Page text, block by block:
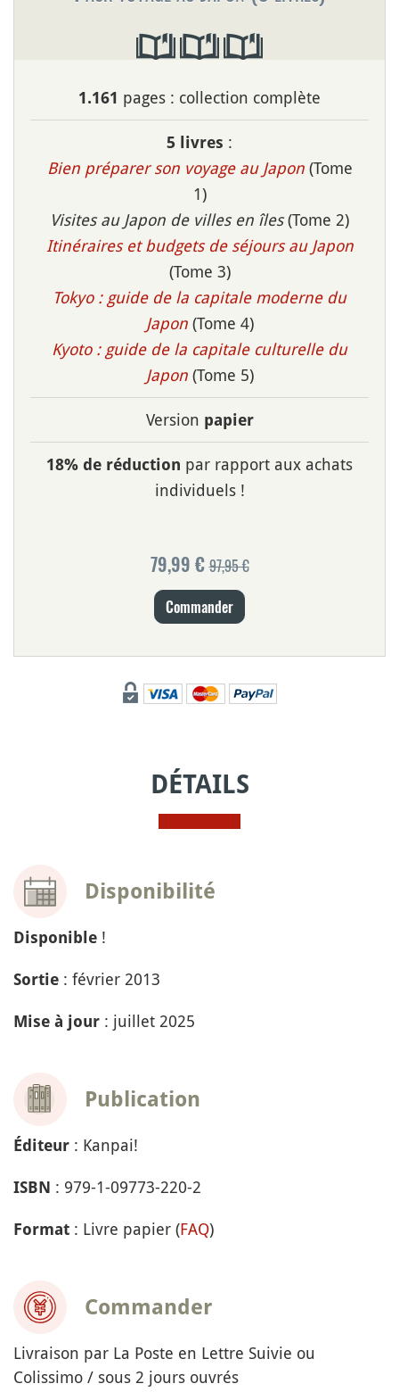
1.161 pages : collection complète
5 livres :
Bien préparer son voyage au Japon(Tome
1)
Visites au Japon de villes en îles(Tome 2)
Itinéraires et budgets de séjours au Japon
(Tome 3)
Tokyo : guide de la capitale moderne du
Japon(Tome 4)
Kyoto : guide de la capitale culturelle du
Japon(Tome 5)
Version papier
18% de réduction par rapport aux achats
individuels !
79,99 €97,95 €
Commander
DÉTAILS
Disponibilité
Disponible !
Sortie : février 2013
Mise à jour : juillet 2025
Publication
Éditeur : Kanpai!
ISBN : 979-1-09773-220-2
Format : Livre papier (FAQ)
Commander
Livraison par La Poste en Lettre Suivie ou
Colissimo / sous 2 jours ouvrés